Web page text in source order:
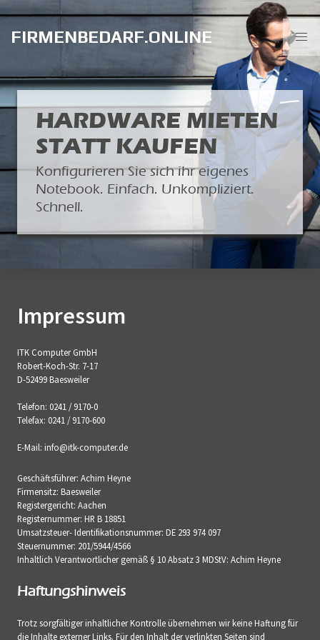
FIRMENBEDARF.ONLINE
HARDWARE MIETEN
STATT KAUFEN
Konfigurieren Sie sich ihr eigenes
Notebook. Einfach. Unkompliziert.
Schnell.
Impressum
ITK Computer GmbH
Robert-Koch-Str. 7-17
D-52499 Baesweiler
Telefon: 0241 / 9170-0
Telefax: 0241 / 9170-600
E-Mail: info@itk-computer.de
Geschäftsführer: Achim Heyne
Firmensitz: Baesweiler
Registergericht: Aachen
Registernummer: HR B 18851
Umsatzsteuer- Identifikationsnummer: DE 293 974 097
Steuernummer: 201/5944/4566
Inhaltlich Verantwortlicher gemäß § 10 Absatz 3 MDStV: Achim Heyne
Haftungshinweis
Trotz sorgfältiger inhaltlicher Kontrolle übernehmen wir keine Haftung für
die Inhalte externer Links. Für den Inhalt der verlinkten Seiten sind